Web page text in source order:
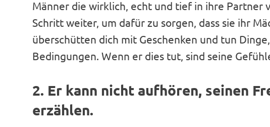
Männer die wirklich, echt und tief in ihre Partner
Schritt weiter, um dafür zu sorgen, dass sie ihr
überschütten dich mit Geschenken und tun
Bedingungen. Wenn er dies tut, sind seine
2. Er kann nicht aufhören, seinen
erzählen.